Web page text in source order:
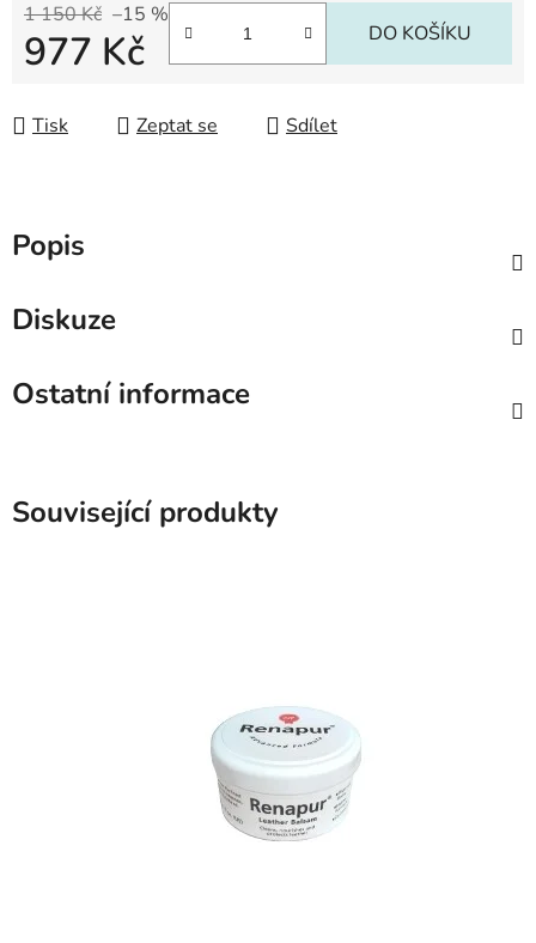
1 150 Kč –15 %
977 Kč DO KOŠÍKU
Tisk Zeptat se Sdílet
Popis
Diskuze
Ostatní informace
Související produkty